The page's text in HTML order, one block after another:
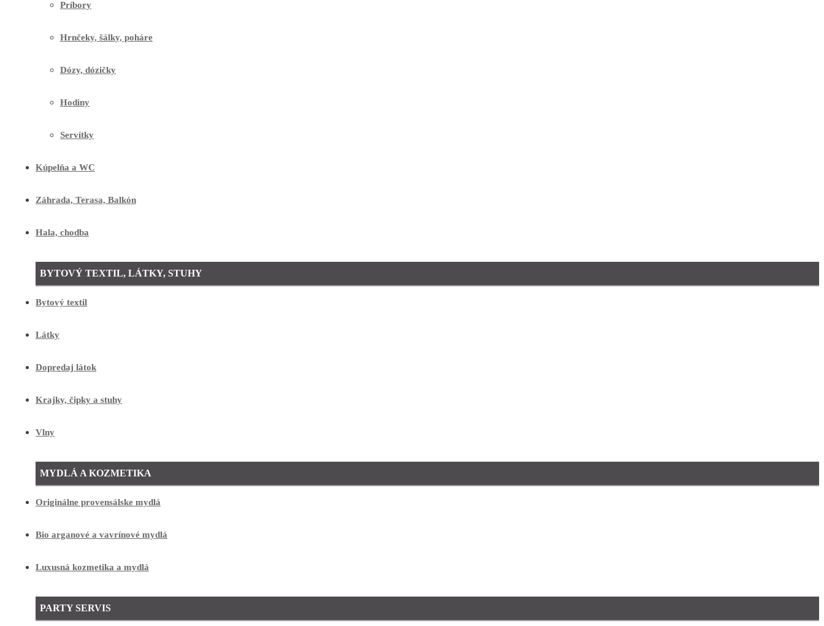
Príbory
Hrnčeky, šálky, poháre
Dózy, dózičky
Hodiny
Servítky
Kúpelňa a WC
Záhrada, Terasa, Balkón
Hala, chodba
BYTOVÝ TEXTIL, LÁTKY, STUHY
Bytový textil
Látky
Dopredaj látok
Krajky, čipky a stuhy
Vlny
MYDLÁ A KOZMETIKA
Originálne provensálske mydlá
Bio arganové a vavrínové mydlá
Luxusná kozmetika a mydlá
PARTY SERVIS